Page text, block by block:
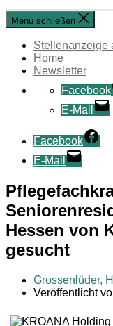
Menü schließen
Stellenanzeige
Home
Newsletter
Facebook
E-Mail
Facebook
E-Mail
Hessen von
gesucht
Grossenlüder,
Veröffentlicht